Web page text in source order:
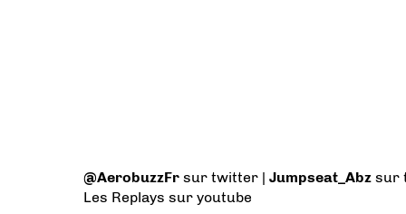
@AerobuzzFr sur twitter | Jumpseat_Abz sur
Les Replays sur youtube